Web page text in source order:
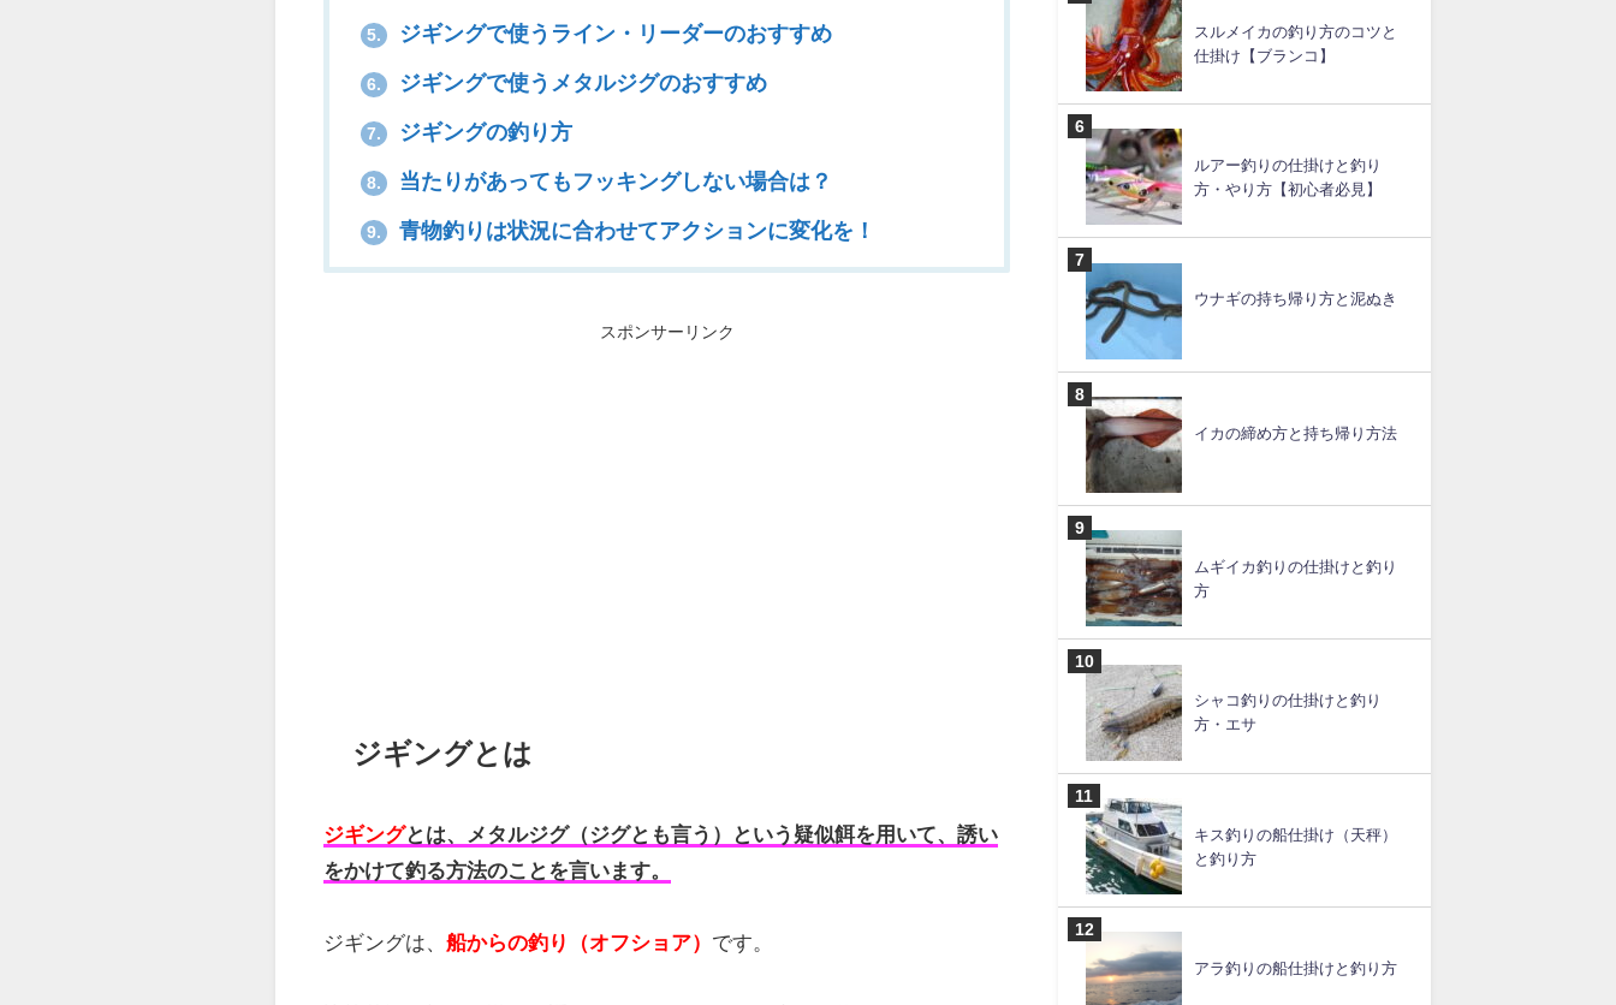
5. ジギングで使うライン・リーダーのおすすめ
6. ジギングで使うメタルジグのおすすめ
7. ジギングの釣り方
8. 当たりがあってもフッキングしない場合は？
9. 青物釣りは状況に合わせてアクションに変化を！
スポンサーリンク
ジギングとは
ジギングとは、メタルジグ（ジグとも言う）という疑似餌を用いて、誘い
をかけて釣る方法のことを言います。
ジギングは、船からの釣り（オフショア） です。
スルメイカの釣り方のコツと
仕掛け【ブランコ】
ルアー釣りの仕掛けと釣り
方・やり方【初心者必見】
ウナギの持ち帰り方と泥ぬき
イカの締め方と持ち帰り方法
ムギイカ釣りの仕掛けと釣り
方
シャコ釣りの仕掛けと釣り
方・エサ
キス釣りの船仕掛け（天秤）
と釣り方
アラ釣りの船仕掛けと釣り方